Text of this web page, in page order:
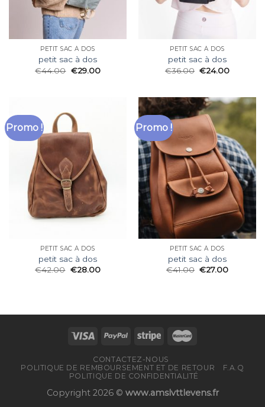
PETIT SAC À DOS
petit sac à dos
€44.00 €29.00
PETIT SAC À DOS
petit sac à dos
€36.00 €24.00
Promo !
PETIT SAC À DOS
petit sac à dos
€42.00 €28.00
Promo !
PETIT SAC À DOS
petit sac à dos
€41.00 €27.00
CONTACTEZ-NOUS
POLITIQUE DE REMBOURSEMENT ET DE RETOUR
F.A.Q
POLITIQUE DE CONFIDENTIALITÉ
Copyright 2026 © www.amslvttlevens.fr